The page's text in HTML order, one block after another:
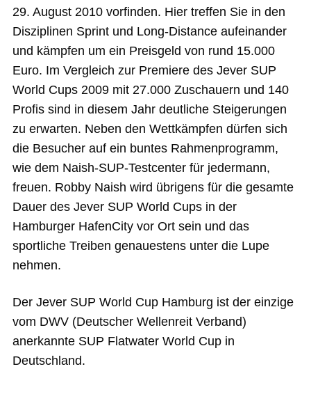
29. August 2010 vorfinden. Hier treffen Sie in den
Disziplinen Sprint und Long-Distance aufeinander
und kämpfen um ein Preisgeld von rund 15.000
Euro. Im Vergleich zur Premiere des Jever SUP
World Cups 2009 mit 27.000 Zuschauern und 140
Profis sind in diesem Jahr deutliche Steigerungen
zu erwarten. Neben den Wettkämpfen dürfen sich
die Besucher auf ein buntes Rahmenprogramm,
wie dem Naish-SUP-Testcenter für jedermann,
freuen. Robby Naish wird übrigens für die gesamte
Dauer des Jever SUP World Cups in der
Hamburger HafenCity vor Ort sein und das
sportliche Treiben genauestens unter die Lupe
nehmen.
Der Jever SUP World Cup Hamburg ist der einzige
vom DWV (Deutscher Wellenreit Verband)
anerkannte SUP Flatwater World Cup in
Deutschland.